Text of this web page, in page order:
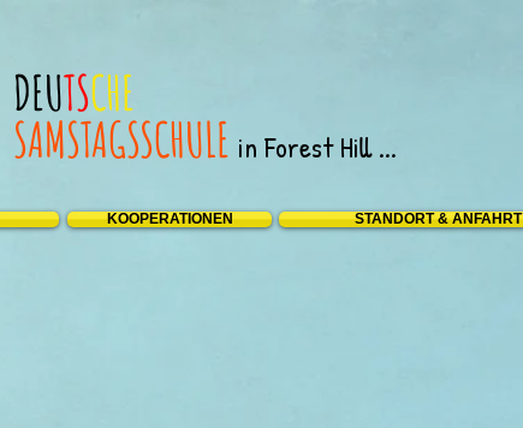
DEUTSCHE
SAMSTAGSSCHULE in Forest Hill ...
KOOPERATIONEN STANDORT & ANFAHRT